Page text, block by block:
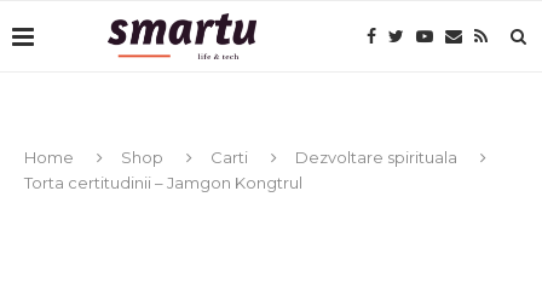
Home Shop Carti
Dezvoltare spirituala
Torta certitudinii – Jamgon Kongtrul